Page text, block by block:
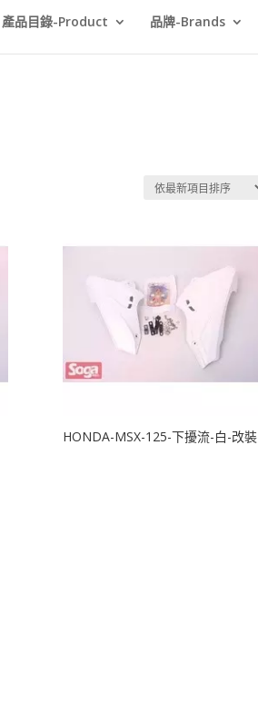
產品目錄-Product 品牌-Brands
HONDA-MSX-125-下擾流-白-改裝